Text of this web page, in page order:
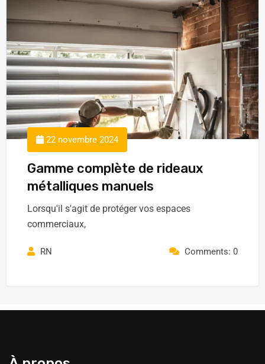
22 novembre 2024
Gamme complète de rideaux
métalliques manuels
Lorsqu'il s'agit de protéger vos espaces
commerciaux,
RN Comments: 0